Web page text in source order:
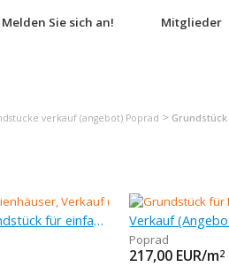
Melden Sie sich an! Mitglieder
verkauf (angebot) Poprad > Grundstück für
Verkauf (Angebot), grundstück für einfamilienhäuser, 1 208 m
Poprad
217,00 EUR/m2